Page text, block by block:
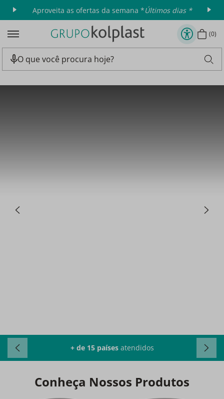
Aproveita as ofertas da semana *Últimos dias *
0
+ de 15 paísesatendidos
Conheça Nossos Produtos